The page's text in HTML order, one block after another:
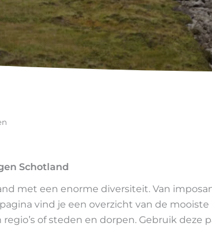
Schotland
met een enorme diversiteit. Van
vind je een overzicht van de
of steden en dorpen. Gebruik deze